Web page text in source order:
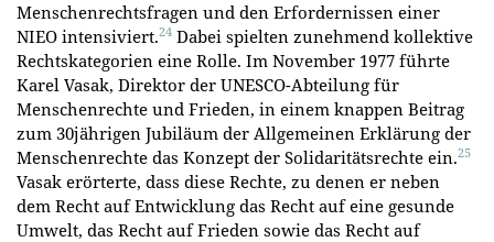
Menschenrechtsfragen und den Erfordernissen einer
NIEO intensiviert.24 Dabei spielten zunehmend kollektive
Rechtskategorien eine Rolle. Im November 1977 führte
Karel Vasak, Direktor der UNESCO-Abteilung für
Menschenrechte und Frieden, in einem knappen Beitrag
zum 30jährigen Jubiläum der Allgemeinen Erklärung der
Menschenrechte das Konzept der Solidaritätsrechte ein.25
Vasak erörterte, dass diese Rechte, zu denen er neben
dem Recht auf Entwicklung das Recht auf eine gesunde
Umwelt, das Recht auf Frieden sowie das Recht auf